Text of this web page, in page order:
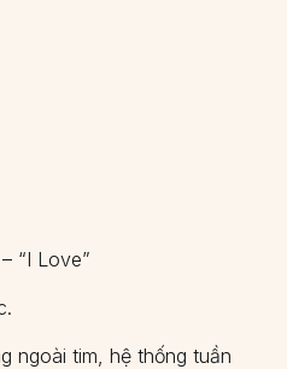
“I Love”
ngoài tim, hệ thống tuần